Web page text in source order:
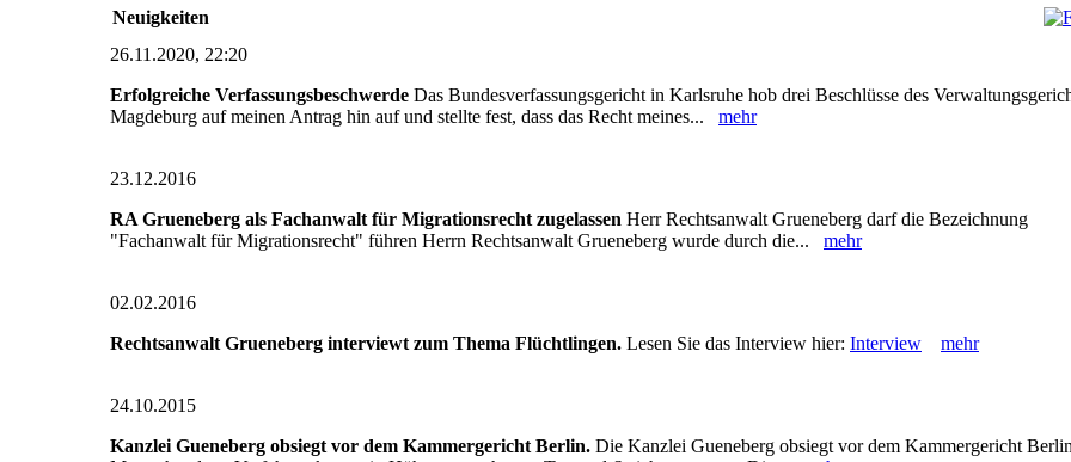
Neuigkeiten
26.11.2020, 22:20
Erfolgreiche Verfassungsbeschwerde Das Bundesverfassungsgericht in Karlsruhe hob drei Beschlüsse des
Magdeburg auf meinen Antrag hin auf und stellte fest, dass das Recht meines... mehr
23.12.2016
RA Grueneberg als Fachanwalt für Migrationsrecht zugelassen Herr Rechtsanwalt Grueneberg darf die Bezeichnung
"Fachanwalt für Migrationsrecht" führen Herrn Rechtsanwalt Grueneberg wurde durch die... mehr
02.02.2016
Rechtsanwalt Grueneberg interviewt zum Thema Flüchtlingen. Lesen Sie das Interview hier: Interview mehr
24.10.2015
Kanzlei Gueneberg obsiegt vor dem Kammergericht Berlin. Die Kanzlei Gueneberg obsiegt vor dem Kammergericht